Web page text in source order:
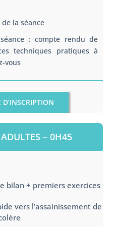
la séance
séance : compte rendu de
techniques pratiques à
vous
– 0H45
bilan + premiers exercices
vers l’assainissement de